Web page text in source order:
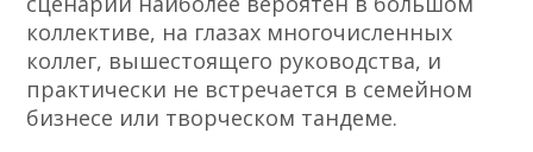
коллективе, на глазах многочисленных
коллег, вышестоящего руководства, и
практически не встречается в семейном
бизнесе или творческом тандеме.